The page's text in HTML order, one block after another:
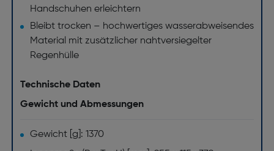
Handschuhen erleichtern
Bleibt trocken – hochwertiges wasserabweisendes
Material mit zusätzlicher nahtversiegelter
Regenhülle
Technische Daten
Gewicht und Abmessungen
Gewicht [g]: 1370